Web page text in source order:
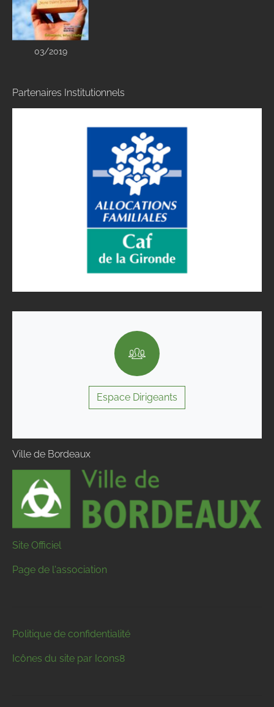
03/2019
Partenaires Institutionnels
Espace Dirigeants
Ville de Bordeaux
Site Officiel
Page de l'association
Politique de confidentialité
Icônes du site par Icons8